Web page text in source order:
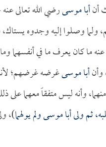
أنأبا موسىرضي الله تعالى
ولما وصلوا إليه وجدوه
ما كان يعرف ما في أنفسهما
وأنأبا موسىغرضه غرضهم؛ لأنه
وأنه ليس متفقاً معهما
ثم ولىأبا موسىولم يولهما)،